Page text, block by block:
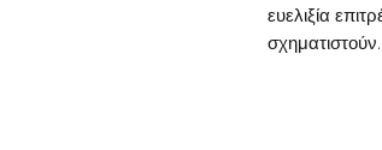
ευελιξία
σχηματιστούν.